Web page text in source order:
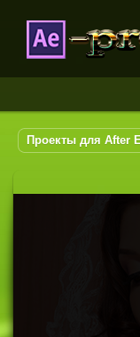
Проекты для After